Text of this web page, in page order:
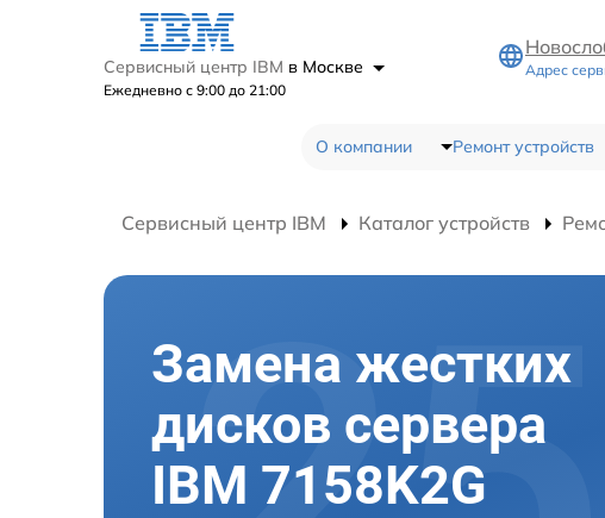
Сервисный центр IBM в Москве
Ежедневно с 9:00 до 21:00
Адрес
О компании Ремонт устройств
Сервисный центр IBM Каталог устройств
Замена жестких
дисков сервера
IBM 7158K2G